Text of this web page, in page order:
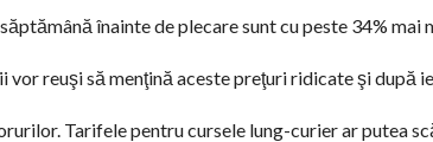
înainte de plecare sunt cu peste 34% mai
reuşi să menţină aceste preţuri ridicate şi după
Tarifele pentru cursele lung-curier ar putea